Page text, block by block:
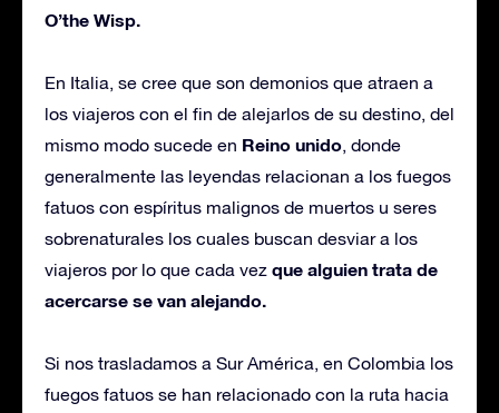
O’the Wisp.
En Italia, se cree que son demonios que atraen a
los viajeros con el fin de alejarlos de su destino, del
mismo modo sucede en Reino unido, donde
generalmente las leyendas relacionan a los fuegos
fatuos con espíritus malignos de muertos u seres
sobrenaturales los cuales buscan desviar a los
viajeros por lo que cada vez que alguien trata de
acercarse se van alejando.
Si nos trasladamos a Sur América, en Colombia los
fuegos fatuos se han relacionado con la ruta hacia